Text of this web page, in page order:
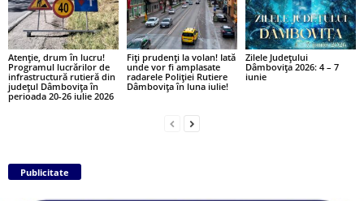
Atenție, drum în lucru!
Programul lucrărilor de
infrastructură rutieră din
județul Dâmbovița în
perioada 20-26 iulie 2026
Fiți prudenți la volan! Iată
unde vor fi amplasate
radarele Poliției Rutiere
Dâmbovița în luna iulie!
Zilele Județului
Dâmbovița 2026: 4 – 7
iunie
Publicitate